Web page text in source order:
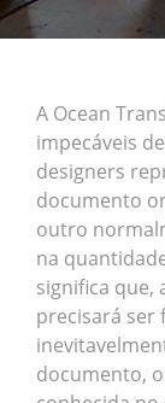
A Ocean
impecáveis
designers
documento
outro
na
significa que,
precisará ser
documento,